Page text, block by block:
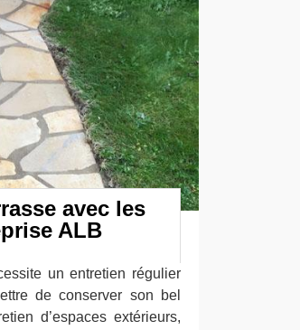
avec les
ALB
un entretien régulier
de conserver son bel
d’espaces extérieurs,